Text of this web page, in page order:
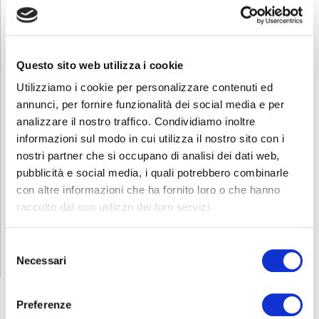
Questo sito web utilizza i cookie
Utilizziamo i cookie per personalizzare contenuti ed
annunci, per fornire funzionalità dei social media e per
analizzare il nostro traffico. Condividiamo inoltre
informazioni sul modo in cui utilizza il nostro sito con i
nostri partner che si occupano di analisi dei dati web,
pubblicità e social media, i quali potrebbero combinarle
con altre informazioni che ha fornito loro o che hanno
raccolto dal suo utilizzo dei loro servizi.
delNecessari
Preferenze
La presentazione al convegno Erickson ha permesso ad ABF di
condividere i risultati dell’attività dello sportello, elaborati a partire
dai dati raccolti dalle pedagogiste e psicologhe che
settimanalmente erogano il servizio.
Il riconoscimento del progetto come buona prassi conferma
l’importanza di promuovere, anche nella formazione professionale,
strumenti capaci di accompagnare gli adolescenti
nell’apprendimento di una professione, così come nella costruzione
della propria identità e del proprio futuro.
professionale dei ragazzi.